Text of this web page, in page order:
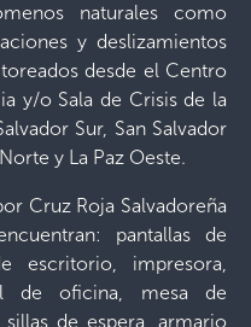
naturales como
y deslizamientos
desde el Centro
y/o Sala de Crisis de la
Sur, San Salvador
y La Paz Oeste.
Cruz Roja Salvadoreña
pantallas de
escritorio, impresora,
de oficina, mesa de
de espera, armario